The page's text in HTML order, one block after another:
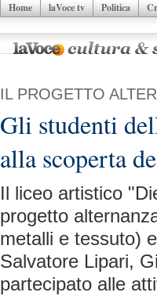
Home laVoce tv Politica
IL PROGETTO
Gli studenti
alla scoperta
Il liceo artistico
progetto
metalli e tessuto)
Salvatore Lipari,
partecipato alle